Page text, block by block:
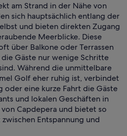
am Strand in der Nähe von
sich hauptsächlich entlang der
und bieten direkten Zugang
Meerblicke. Diese
über Balkone oder Terrassen
Gäste nur wenige Schritte
Während die unmittelbare
Golf eher ruhig ist, verbindet
oder eine kurze Fahrt die Gäste
und lokalen Geschäften in
Capdepera und bietet so
Entspannung und